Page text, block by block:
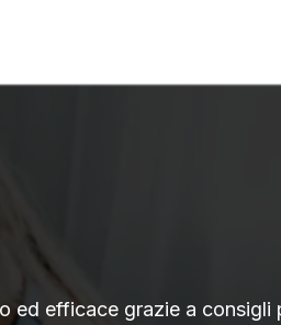
ed efficace grazie a consigli